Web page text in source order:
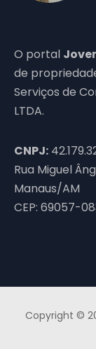
O portal
de
Serviços de
LTDA.
CNPJ:
Rua Miguel
Manaus/AM
CEP: 69057-
Copyright ©